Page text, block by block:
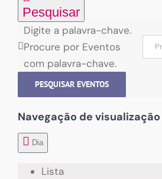
Pesquisar
Digite a palavra-chave.
Procure por Eventos
com palavra-chave.
PESQUISAR EVENTOS
Navegação de
Dia
Lista